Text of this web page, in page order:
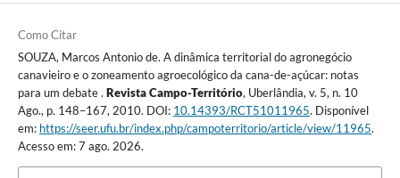
Como Citar
SOUZA, Marcos Antonio de. A dinâmica territorial do agronegócio
canavieiro e o zoneamento agroecológico da cana-de-açúcar: notas
para um debate . Revista Campo-Território, Uberlândia, v. 5, n. 10
Ago., p. 148–167, 2010. DOI: 10.14393/RCT51011965. Disponível
em: https://seer.ufu.br/index.php/campoterritorio/article/view/11965.
Acesso em: 7 ago. 2026.